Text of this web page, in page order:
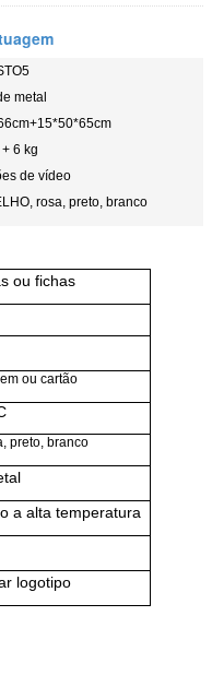
metal
6 kg
de vídeo
rosa, preto, branco
ou fichas
ou cartão
preto, branco
a alta temperatura
logotipo